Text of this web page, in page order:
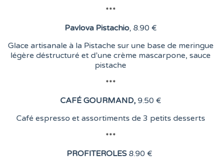
***
Pavlova Pistachio, 8.90 €
Glace artisanale à la Pistache sur une base de meringue
légère déstructuré et d’une crème mascarpone, sauce
pistache
***
CAFÉ GOURMAND, 9.50 €
Café espresso et assortiments de 3 petits desserts
***
PROFITEROLES 8.90 €